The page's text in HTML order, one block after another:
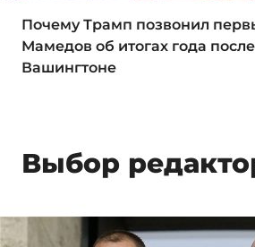
Почему Трамп позвонил
Мамедов об итогах года
Вашингтоне
Выбор